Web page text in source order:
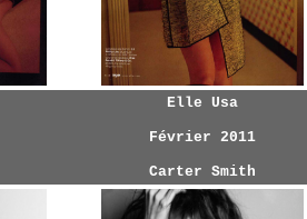
Elle Usa
Février 2011
Carter Smith